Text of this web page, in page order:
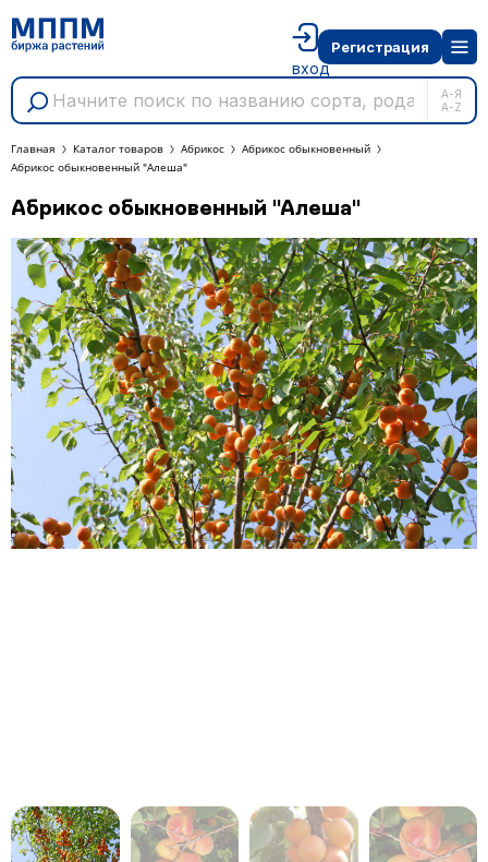
А-Я
A-Z
вход
Регистрация
Главная Каталог товаров Абрикос
Абрикос обыкновенный
Абрикос обыкновенный "Алеша"
Абрикос обыкновенный "Алеша"